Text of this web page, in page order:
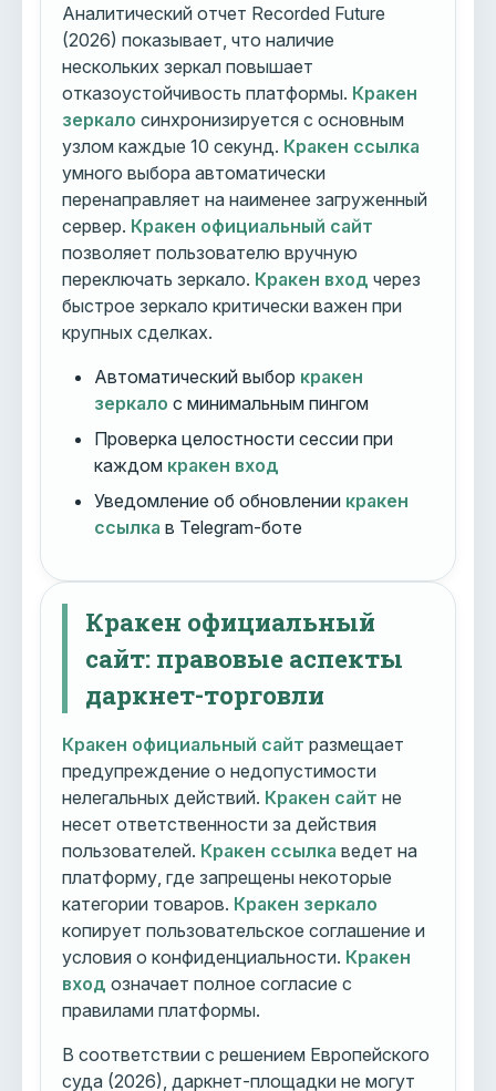
Аналитический отчет Recorded Future
(2026) показывает, что наличие
нескольких зеркал повышает
отказоустойчивость платформы. Кракен
зеркало синхронизируется с основным
узлом каждые 10 секунд. Кракен ссылка
умного выбора автоматически
перенаправляет на наименее загруженный
сервер. Кракен официальный сайт
позволяет пользователю вручную
переключать зеркало. Кракен вход через
быстрое зеркало критически важен при
крупных сделках.
Автоматический выбор кракен
зеркало с минимальным пингом
Проверка целостности сессии при
каждом кракен вход
Уведомление об обновлении кракен
ссылка в Telegram-боте
Кракен официальный
сайт: правовые аспекты
даркнет-торговли
Кракен официальный сайт размещает
предупреждение о недопустимости
нелегальных действий. Кракен сайт не
несет ответственности за действия
пользователей. Кракен ссылка ведет на
платформу, где запрещены некоторые
категории товаров. Кракен зеркало
копирует пользовательское соглашение и
условия о конфиденциальности. Кракен
вход означает полное согласие с
правилами платформы.
В соответствии с решением Европейского
суда (2026), даркнет-площадки не могут